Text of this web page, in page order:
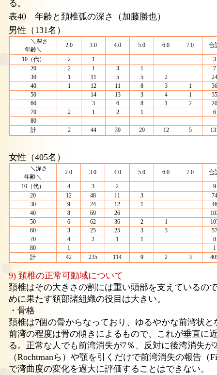
る。
表40 年齢と頚椎弧の深さ（加藤勝也）
男性（131名）
＼深さ
年齢＼
2.0 3.0 4.0 5.0 6.0 7.0 合
10（代） 2 1
3
20
2 1 3 1
7
30
1 11 5 5 2
24
40
1 12 11 8 3 1
36
50
14 13 3 4 1
35
60
3 6 8 1 2
20
70
2 1 2 1
6
80
計
2 44 39 29 12 5
女性（405名）
＼深さ
年齢＼
2.0 3.0 4.0 5.0 6.0 7.0 合
10（代） 4 3 2
9
20
12 48 11 3
74
30
9 24 12 1
46
40
8 69 26
50
6 62 36 2 1
60
3 25 25 3 3
57
70
4 2 1 1
8
80
1
1
計
42 235 114 9 2 3
9) 頚椎の正常可動域について
頚椎はその大きさの割には重い頭部を支えているの
めに果たす頚部諸組織の役目は大きい。
・骨格
頚椎は7個の骨からなっており、ゆるやかな前湾状と
前湾の程度は骨の傾きによるもので、これが垂直に
る。正常な人でも前湾消失が7％、反対に後湾消失が
（Rochtmanら）や顎を引くだけで前湾消失の報告（
で湾曲度の変化を過大に評価することはできない。